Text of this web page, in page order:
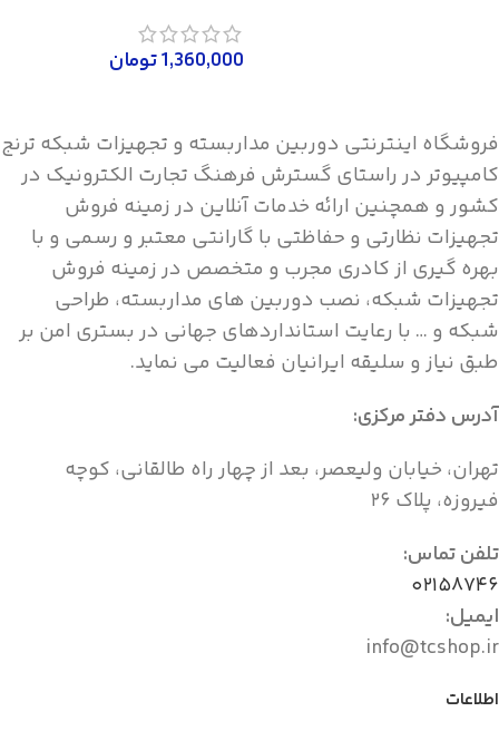
1,360,000تومان
فروشگاه اینترنتی دوربین مداربسته و تجهیزات شبکه ترنج
کامپیوتر در راستای گسترش فرهنگ تجارت الکترونیک در
کشور و همچنین ارائه خدمات آنلاین در زمینه فروش
تجهیزات نظارتی و حفاظتی با گارانتی معتبر و رسمی و با
بهره گیری از کادری مجرب و متخصص در زمینه فروش
تجهیزات شبکه، نصب دوربین های مداربسته، طراحی
شبکه و … با رعایت استانداردهای جهانی در بستری امن بر
طبق نیاز و سلیقه ایرانیان فعالیت می نماید.
آدرس دفتر مرکزی:
تهران، خیابان ولیعصر، بعد از چهار راه طالقانی، کوچه
فیروزه، پلاک ۲۶
تلفن تماس:
۰۲۱۵۸۷۴۶
ایمیل:
info@tcshop.ir
اطلاعات